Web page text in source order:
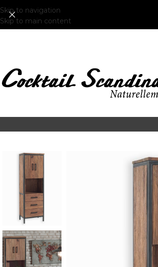
Skip to navigation
Skip to main content